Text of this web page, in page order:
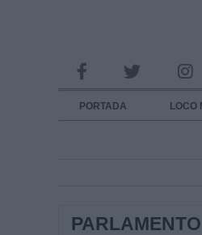
PORTADA LOCO
INFORMACION SOBRE LA
Responsable: